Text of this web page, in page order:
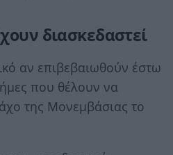
διασκεδαστεί
αν επιβεβαιωθούν έστω
που θέλουν να
της Μονεμβάσιας το